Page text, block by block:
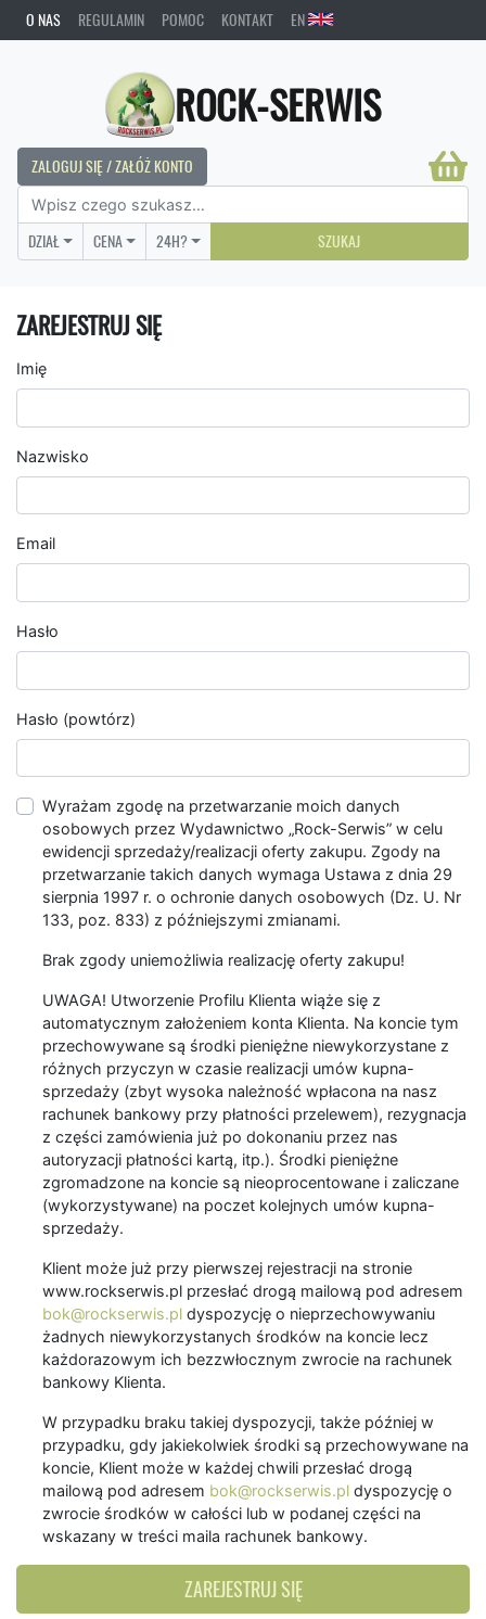
O NAS REGULAMIN POMOC KONTAKT EN
ROCK-SERWIS
ZALOGUJ SIĘ / ZAŁÓŻ KONTO
DZIAŁ CENA 24H? SZUKAJ
ZAREJESTRUJ SIĘ
Imię
Nazwisko
Email
Hasło
Hasło (powtórz)
Wyrażam zgodę na przetwarzanie moich danych
osobowych przez Wydawnictwo „Rock-Serwis” w celu
ewidencji sprzedaży/realizacji oferty zakupu. Zgody na
przetwarzanie takich danych wymaga Ustawa z dnia 29
sierpnia 1997 r. o ochronie danych osobowych (Dz. U. Nr
133, poz. 833) z późniejszymi zmianami.
Brak zgody uniemożliwia realizację oferty zakupu!
UWAGA! Utworzenie Profilu Klienta wiąże się z
automatycznym założeniem konta Klienta. Na koncie tym
przechowywane są środki pieniężne niewykorzystane z
różnych przyczyn w czasie realizacji umów kupna-
sprzedaży (zbyt wysoka należność wpłacona na nasz
rachunek bankowy przy płatności przelewem), rezygnacja
z części zamówienia już po dokonaniu przez nas
autoryzacji płatności kartą, itp.). Środki pieniężne
zgromadzone na koncie są nieoprocentowane i zaliczane
(wykorzystywane) na poczet kolejnych umów kupna-
sprzedaży.
Klient może już przy pierwszej rejestracji na stronie
www.rockserwis.pl przesłać drogą mailową pod adresem
bok@rockserwis.pl dyspozycję o nieprzechowywaniu
żadnych niewykorzystanych środków na koncie lecz
każdorazowym ich bezzwłocznym zwrocie na rachunek
bankowy Klienta.
W przypadku braku takiej dyspozycji, także później w
przypadku, gdy jakiekolwiek środki są przechowywane na
koncie, Klient może w każdej chwili przesłać drogą
mailową pod adresem bok@rockserwis.pl dyspozycję o
zwrocie środków w całości lub w podanej części na
wskazany w treści maila rachunek bankowy.
ZAREJESTRUJ SIĘ